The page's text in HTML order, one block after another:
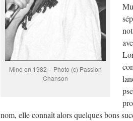
Mino en 1982 – Photo (c) Passion
Chanson
nom, elle connaît alors quelques bons